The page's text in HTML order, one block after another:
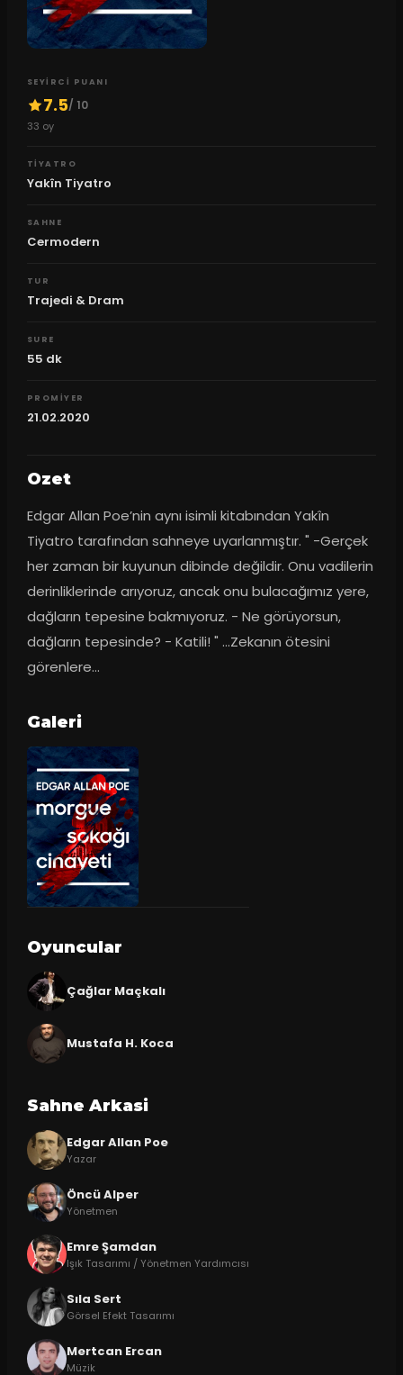
SEYIRCI PUANI
7.5/ 10
33 oy
TIYATRO
Yakîn Tiyatro
SAHNE
Cermodern
TUR
Trajedi & Dram
SURE
55 dk
PROMIYER
21.02.2020
Ozet
Edgar Allan Poe’nin aynı isimli kitabından Yakîn
Tiyatro tarafından sahneye uyarlanmıştır. " -Gerçek
her zaman bir kuyunun dibinde değildir. Onu vadilerin
derinliklerinde arıyoruz, ancak onu bulacağımız yere,
dağların tepesine bakmıyoruz. - Ne görüyorsun,
dağların tepesinde? - Katili! " ...Zekanın ötesini
görenlere...
Galeri
Oyuncular
Çağlar Maçkalı
Mustafa H. Koca
Sahne Arkasi
Edgar Allan Poe
Yazar
Öncü Alper
Yönetmen
Emre Şamdan
Işık Tasarımı / Yönetmen Yardımcısı
Sıla Sert
Görsel Efekt Tasarımı
Mertcan Ercan
Müzik